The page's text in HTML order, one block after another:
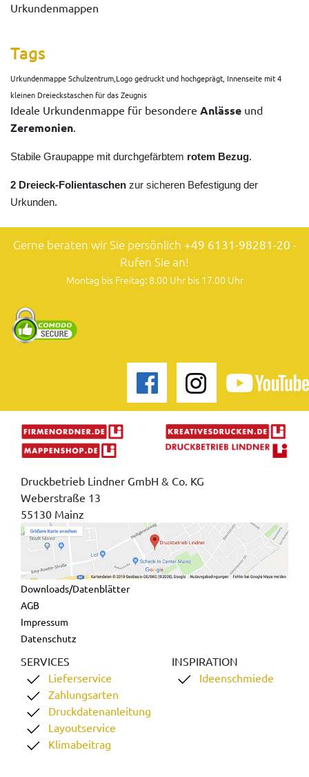
Urkundenmappen
Tags
Urkundenmappe Schulzentrum,Logo gedruckt und hochgeprägt, Innenseite mit 4
kleinen Dreieckstaschen für das Zeugnis
Ideale Urkundenmappe für besondere Anlässe und
Zeremonien.
Stabile Graupappe mit durchgefärbtem rotem Bezug.
2 Dreieck-Folientaschen zur sicheren Befestigung der
Urkunden.
Gerne beraten wir Sie persönlich +49 6131-98281-20 -
Rufen Sie an!
Montag bis Freitag: 8.00 Uhr bis 17.00 Uhr
Druckbetrieb Lindner GmbH & Co. KG
Weberstraße 13
55130 Mainz
Downloads/Datenblätter
AGB
Impressum
Datenschutz
SERVICES
Lieferservice
Zahlungsarten
Druckdatenanleitung
Layoutservice
Klimabeitrag
INSPIRATION
Ideenschmiede